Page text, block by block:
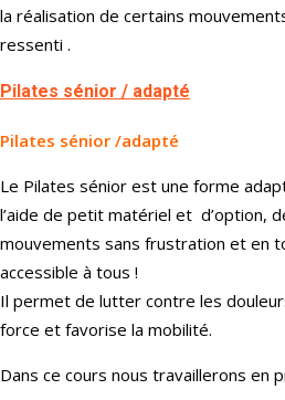
la réalisation de certains
ressenti .
Pilates sénior / adapté
Pilates sénior /adapté
Le Pilates sénior est une forme
l’aide de petit matériel et d’option,
mouvements sans frustration et en
accessible à tous !
Il permet de lutter contre les
force et favorise la mobilité.
Dans ce cours nous travaillerons en